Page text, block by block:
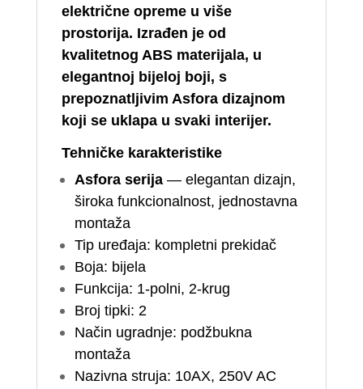
električne opreme u više
prostorija. Izrađen je od
kvalitetnog ABS materijala, u
elegantnoj bijeloj boji, s
prepoznatljivim Asfora dizajnom
koji se uklapa u svaki interijer.
Tehničke karakteristike
Asfora serija— elegantan dizajn,
široka funkcionalnost, jednostavna
montaža
Tip uređaja: kompletni prekidač
Boja: bijela
Funkcija: 1-polni, 2-krug
Broj tipki: 2
Način ugradnje: podžbukna
montaža
Nazivna struja: 10AX, 250V AC